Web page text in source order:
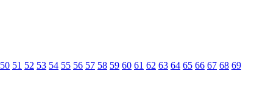
50 51 52 53 54 55 56 57 58 59 60 61 62 63 64 65 66 67 68 69